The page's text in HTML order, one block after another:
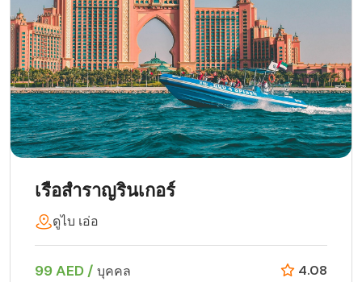
เรือสำราญรินเกอร์
ดูไบ เอ่อ
99 AED / บุคคล 4.08